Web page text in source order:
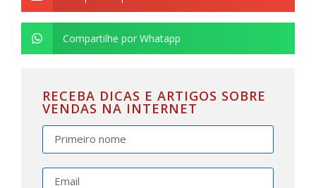
Compartilhe por Whatapp
RECEBA DICAS E ARTIGOS SOBRE
VENDAS NA INTERNET